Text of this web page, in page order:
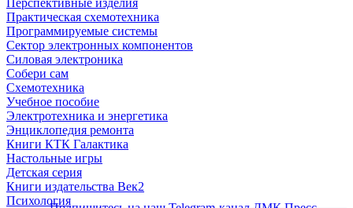
Перспективные изделия
Практическая схемотехника
Программируемые системы
Сектор электронных компонентов
Силовая электроника
Собери сам
Схемотехника
Учебное пособие
Электротехника и энергетика
Энциклопедия ремонта
Книги КТК Галактика
Настольные игры
Детская серия
Книги издательства Век2
Психология